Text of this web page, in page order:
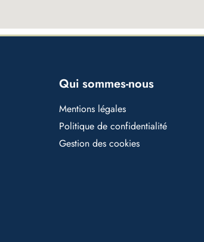
Qui sommes-nous
Mentions légales
Politique de confidentialité
Gestion des cookies